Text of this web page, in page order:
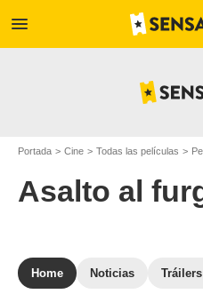
menu
Portada Cine Todas las películas
Asalto al
Home Noticias